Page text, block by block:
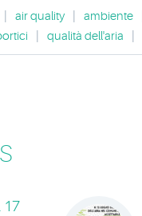
air quality ambiente
qualità dell'aria
17